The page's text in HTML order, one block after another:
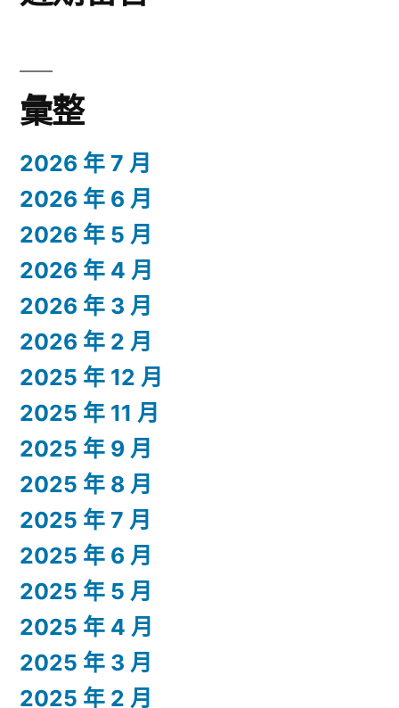
彙整
2026 年 7 月
2026 年 6 月
2026 年 5 月
2026 年 4 月
2026 年 3 月
2026 年 2 月
2025 年 12 月
2025 年 11 月
2025 年 9 月
2025 年 8 月
2025 年 7 月
2025 年 6 月
2025 年 5 月
2025 年 4 月
2025 年 3 月
2025 年 2 月